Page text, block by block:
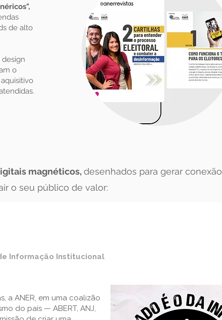
de alto
o
magnéticos, desenhados para gerar conexão
o seu público de valor:
Informação Institucional
a ANER, em uma coalizão
do país — ABERT, ANJ,